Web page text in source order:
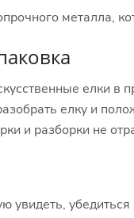
металла,
елки в
елку и
и разборки не